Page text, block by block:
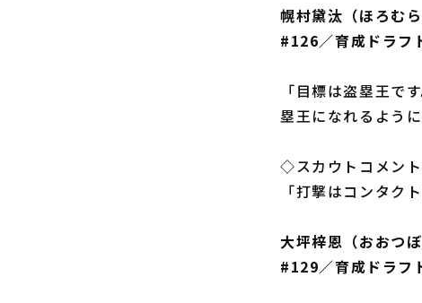
幌村黛汰（ほろむ
#126／育成ドラフ
「目標は盗塁王で
塁王になれるよう
◇スカウトコメント
「打撃はコンタク
大坪梓恩（おおつ
#129／育成ドラフ